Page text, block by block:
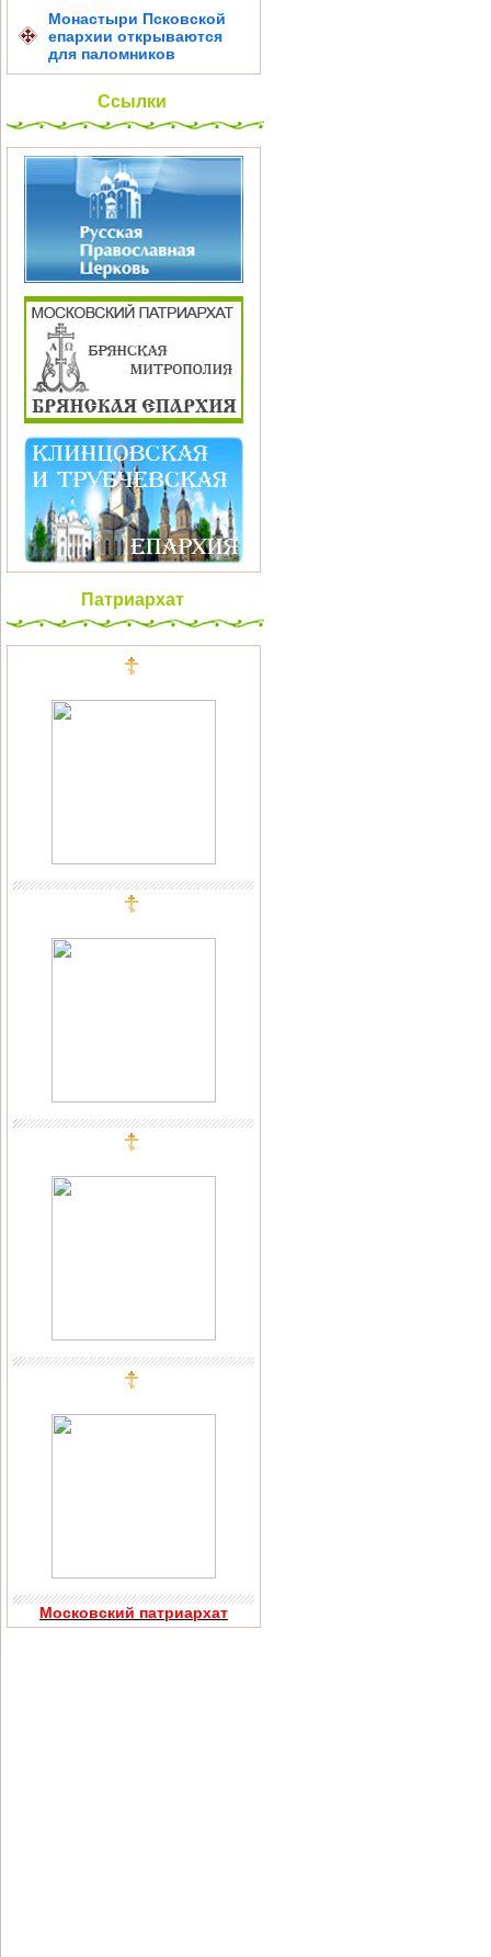
Монастыри Псковской
епархии открываются
для паломников
Ссылки
Патриархат
Московский патриархат